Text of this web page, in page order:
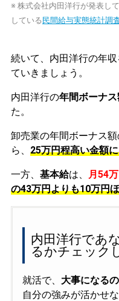
※ 株式会社内田洋行が発表し
している 民間給与実態統計調
続いて、内田洋行の年
ていきましょう。
内田洋行の年間ボーナ
た。
卸売業の年間ボーナス
ら、 25万円程高い金額
一方、 基本給は、 月54
の43万円よりも10万円
内田洋行であ
るかチェック
就活で、 大事になる
自分の強みが活かせ